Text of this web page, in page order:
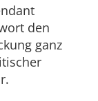
den
ganz